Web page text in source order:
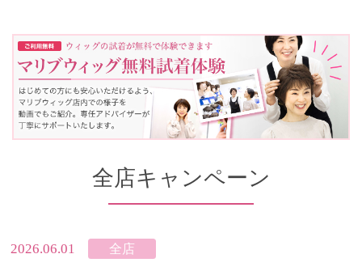
全店キャンペーン
2026.06.01 全店